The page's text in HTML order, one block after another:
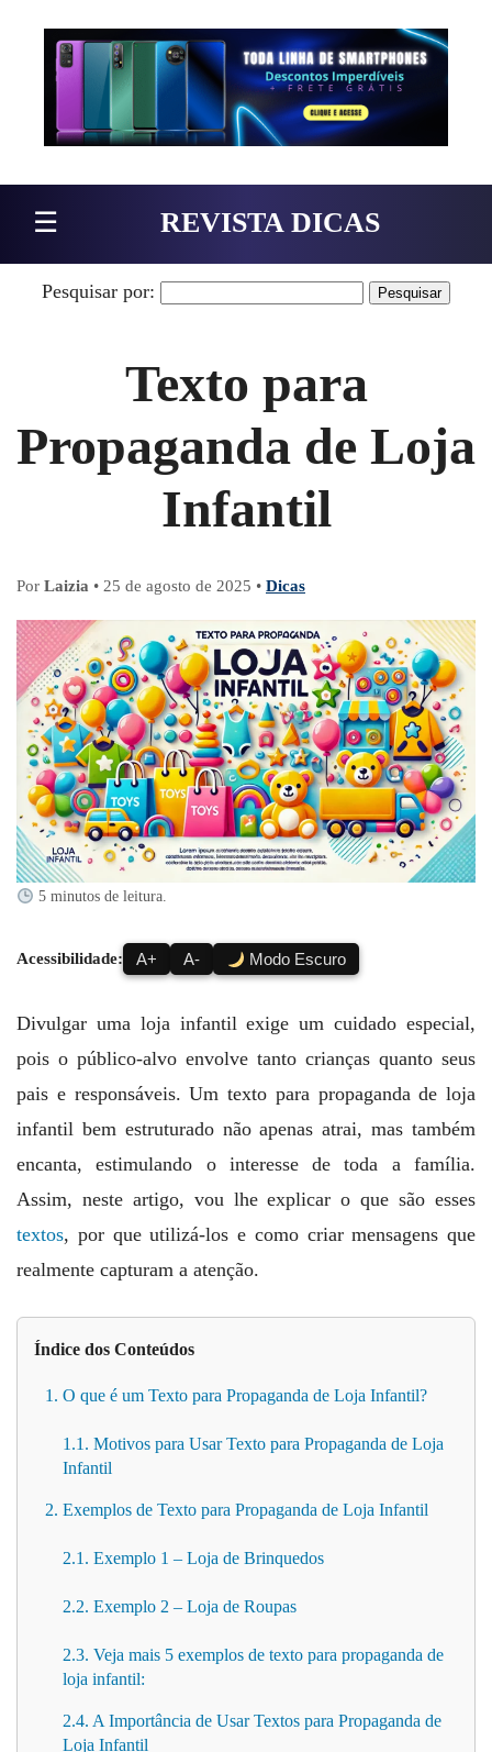
Pular para o conteúdo
☰ REVISTA DICAS
Pesquisar por:
Texto para
Propaganda de Loja
Infantil
Por Laizia • 25 de agosto de 2025 • Dicas
5 minutos de leitura.
Acessibilidade: A+ A- Modo Escuro
Divulgar uma loja infantil exige um cuidado especial,
pois o público-alvo envolve tanto crianças quanto seus
pais e responsáveis. Um texto para propaganda de loja
infantil bem estruturado não apenas atrai, mas também
encanta, estimulando o interesse de toda a família.
Assim, neste artigo, vou lhe explicar o que são esses
textos, por que utilizá-los e como criar mensagens que
realmente capturam a atenção.
Índice dos Conteúdos
1. O que é um Texto para Propaganda de Loja Infantil?
1.1. Motivos para Usar Texto para Propaganda de Loja
Infantil
2. Exemplos de Texto para Propaganda de Loja Infantil
2.1. Exemplo 1 – Loja de Brinquedos
2.2. Exemplo 2 – Loja de Roupas
2.3. Veja mais 5 exemplos de texto para propaganda de
loja infantil:
2.4. A Importância de Usar Textos para Propaganda de
Loja Infantil